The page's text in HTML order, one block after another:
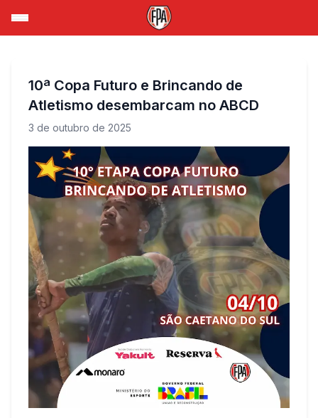
10ª Copa Futuro e Brincando de
Atletismo desembarcam no ABCD
3 de outubro de 2025